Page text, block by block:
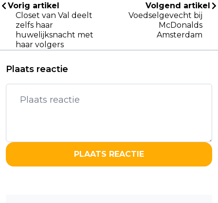
Vorig artikel
Closet van Val deelt
zelfs haar
huwelijksnacht met
haar volgers
Volgend artikel
Voedselgevecht bij
McDonalds
Amsterdam
Plaats reactie
PLAATS REACTIE